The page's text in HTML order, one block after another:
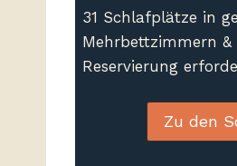
31 Schlafplätze in
Mehrbettzimmern &
Reservierung
Zu den